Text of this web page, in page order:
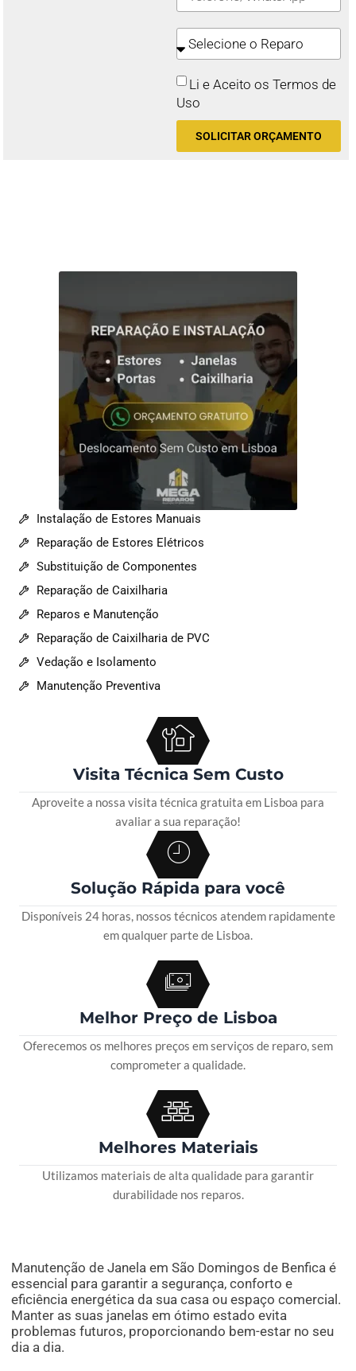
Li e Aceito os Termos de
Uso
SOLICITAR ORÇAMENTO
Instalação de Estores Manuais
Reparação de Estores Elétricos
Substituição de Componentes
Reparação de Caixilharia
Reparos e Manutenção
Reparação de Caixilharia de PVC
Vedação e Isolamento
Manutenção Preventiva
Visita Técnica Sem Custo
Aproveite a nossa visita técnica gratuita em Lisboa para
avaliar a sua reparação!
Solução Rápida para você
Disponíveis 24 horas, nossos técnicos atendem rapidamente
em qualquer parte de Lisboa.
Melhor Preço de Lisboa
Oferecemos os melhores preços em serviços de reparo, sem
comprometer a qualidade.
Melhores Materiais
Utilizamos materiais de alta qualidade para garantir
durabilidade nos reparos.
Manutenção de Janela em São Domingos de Benfica é
essencial para garantir a segurança, conforto e
eficiência energética da sua casa ou espaço comercial.
Manter as suas janelas em ótimo estado evita
problemas futuros, proporcionando bem-estar no seu
dia a dia.